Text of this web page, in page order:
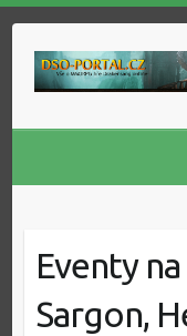
content
Eventy
Sargon,